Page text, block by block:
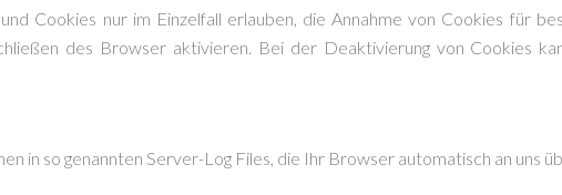
Cookies nur im Einzelfall erlauben, die Annahme von Cookies für
des Browser aktivieren. Bei der Deaktivierung von Cookies
in so genannten Server-Log Files, die Ihr Browser automatisch an uns